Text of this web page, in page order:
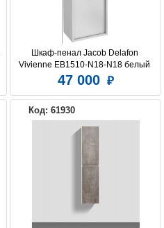
Шкаф-пенал Jacob Delafon
Vivienne EB1510-N18-N18 белый
блестящий, ручки хром,
47 000
Код: 61930